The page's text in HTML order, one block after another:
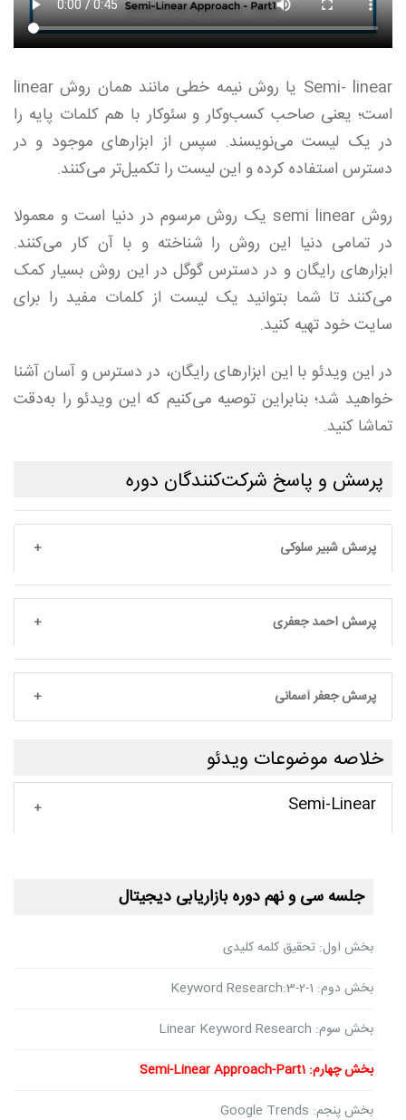
Semi- linear یا روش نیمه خطی مانند همان روش linear
است؛ یعنی صاحب کسب‌وکار و سئوکار با هم کلمات پایه را
در یک لیست می‌نویسند. سپس از ابزارهای موجود و در
دسترس استفاده کرده و این لیست را تکمیل‌تر می‌کنند.
روش semi linear یک روش مرسوم در دنیا است و معمولا
در تمامی دنیا این روش را شناخته و با آن کار می‌کنند.
ابزارهای رایگان و در دسترس گوگل در این روش بسیار کمک
می‌کنند تا شما بتوانید یک لیست از کلمات مفید را برای
سایت خود تهیه کنید.
در این ویدئو با این ابزارهای رایگان، در دسترس و آسان آشنا
خواهید شد؛ بنابراین توصیه می‌کنیم که این ویدئو را به‌دقت
تماشا کنید.
پرسش و پاسخ شرکت‌کنندگان دوره
پرسش شبیر سلوکی
پرسش احمد جعفری
پرسش جعفر آسمانی
خلاصه موضوعات ویدئو
Semi-Linear
جلسه سی و نهم دوره بازاریابی دیجیتال
بخش اول: تحقیق کلمه کلیدی
بخش دوم: 1-2-3:Keyword Research
بخش سوم: Linear Keyword Research
بخش چهارم: Semi-Linear Approach-Part1
بخش پنجم: Google Trends